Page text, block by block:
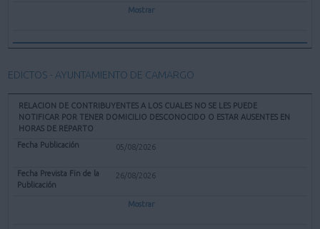
Mostrar
EDICTOS - AYUNTAMIENTO DE CAMARGO
RELACION DE CONTRIBUYENTES A LOS CUALES NO SE LES PUEDE
NOTIFICAR POR TENER DOMICILIO DESCONOCIDO O ESTAR AUSENTES EN
HORAS DE REPARTO
05/08/2026
26/08/2026
Mostrar